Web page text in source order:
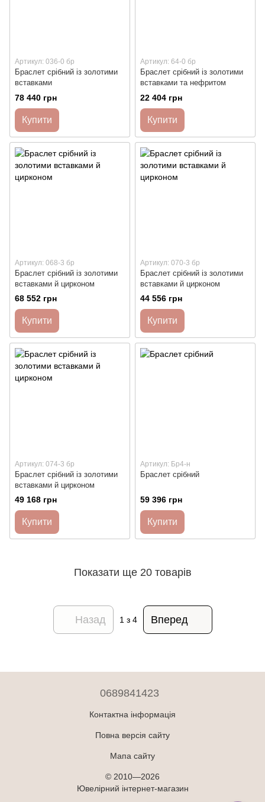
Артикул: 036-0 бр
Браслет срібний із золотими
вставками
78 440 грн
Купити
Артикул: 64-0 бр
Браслет срібний із золотими
вставками та нефритом
22 404 грн
Купити
Артикул: 068-3 бр
Браслет срібний із золотими
вставками й цирконом
68 552 грн
Купити
Артикул: 070-3 бр
Браслет срібний із золотими
вставками й цирконом
44 556 грн
Купити
Артикул: 074-3 бр
Браслет срібний із золотими
вставками й цирконом
49 168 грн
Купити
Артикул: Бр4-н
Браслет срібний
59 396 грн
Купити
Показати ще 20 товарів
Назад 1 з 4 Вперед
0689841423
Контактна інформація
Повна версія сайту
Мапа сайту
© 2010—2026
Ювелірний інтернет-магазин